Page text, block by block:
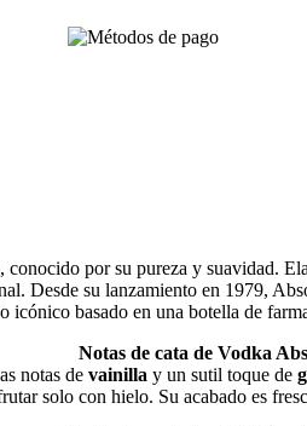
por su pureza y suavidad.
Desde su lanzamiento en 1979,
icónico basado en una botella de
Notas de cata de Vodka
notas de vainilla y un sutil toque de
solo con hielo. Su acabado es